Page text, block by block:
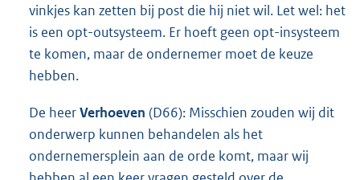
vinkjes kan zetten bij post die hij niet wil. Let wel: het
is een opt-outsysteem. Er hoeft geen opt-insysteem
te komen, maar de ondernemer moet de keuze
hebben.
De heerVerhoeven (D66): Misschien zouden wij dit
onderwerp kunnen behandelen als het
ondernemersplein aan de orde komt, maar wij